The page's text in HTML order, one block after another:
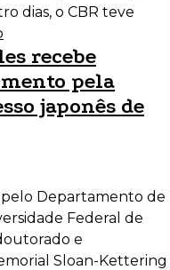
dias, o CBR teve
recebe
pela
japonês de
Departamento de
Federal de
e
Sloan-Kettering